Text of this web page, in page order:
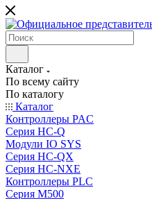
Каталог
По всему сайту
По каталогу
Каталог
Контроллеры PAC
Серия HC-Q
Модули IO SYS
Серия HC-QX
Серия HC-NXE
Контроллеры PLC
Серия M500